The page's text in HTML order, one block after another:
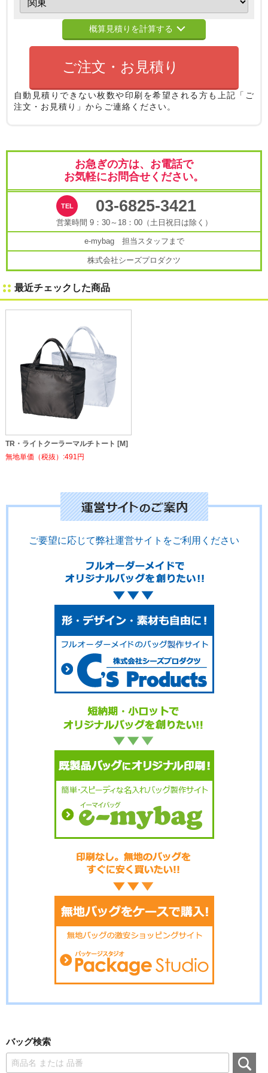
概算見積りを計算する
ご注文・お見積り
自動見積りできない枚数や印刷を希望される方も
上記「ご
注文・お見積り」からご連絡ください。
お急ぎの方は、お電話で
お気軽にお問合せください。
03-6825-3421
営業時間 9：30～18：00（土日祝日は除く）
e-mybag 担当スタッフまで
株式会社シーズプロダクツ
最近チェックした商品
TR・ライトクーラーマルチトート [M]
無地単価（税抜）:491円
ご要望に応じて弊社運営サイトをご利用ください
バッグ検索